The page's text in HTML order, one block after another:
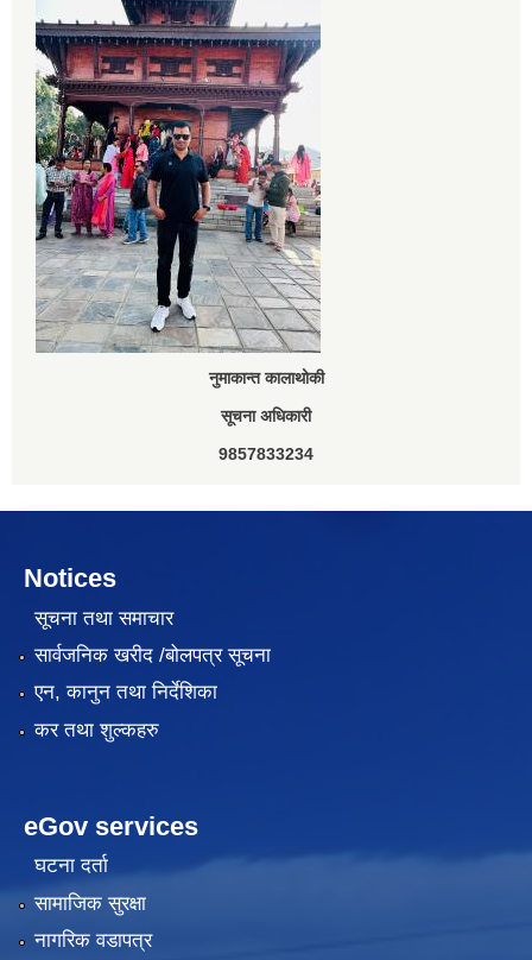
नुमाकान्त कालाथोकी
सूचना अधिकारी
9857833234
Notices
सूचना तथा समाचार
सार्वजनिक खरीद /बोलपत्र सूचना
एन, कानुन तथा निर्देशिका
कर तथा शुल्कहरु
eGov services
घटना दर्ता
सामाजिक सुरक्षा
नागरिक वडापत्र